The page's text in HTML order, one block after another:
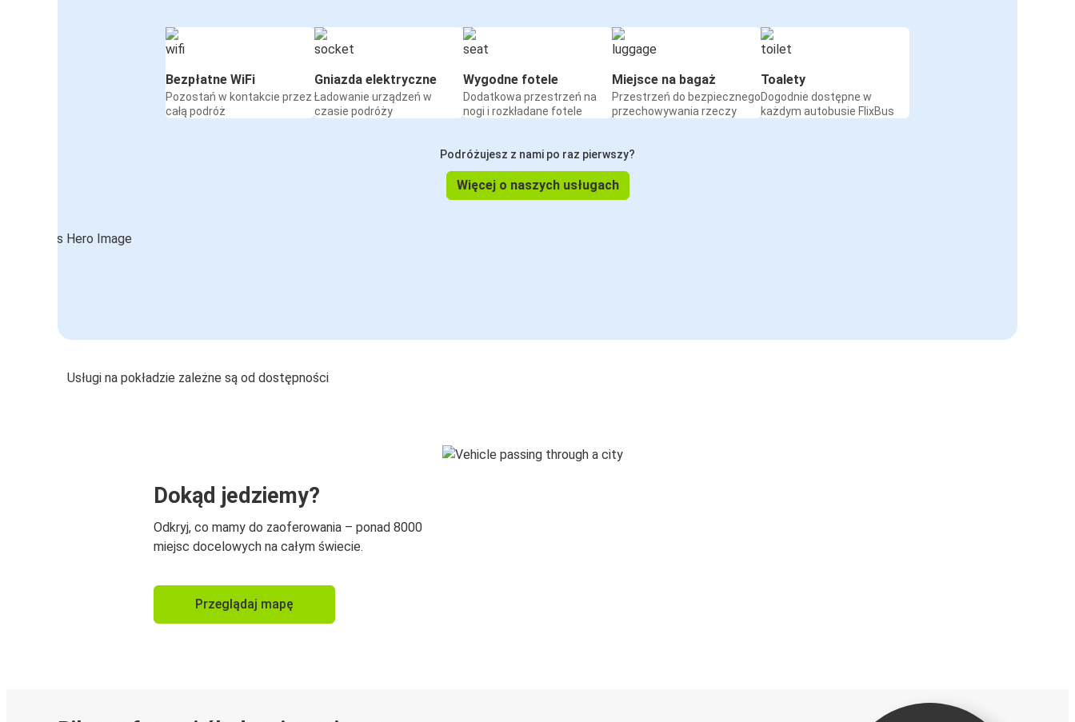
Bezpłatne WiFi
Pozostań w kontakcie przez
całą podróż
Gniazda elektryczne
Ładowanie urządzeń w
czasie podróży
Wygodne fotele
Dodatkowa przestrzeń na
nogi i rozkładane fotele
Miejsce na bagaż
Przestrzeń do bezpiecznego
przechowywania rzeczy
Toalety
Dogodnie dostępne w
każdym autobusie FlixBus
Podróżujesz z nami po raz pierwszy?
Więcej o naszych usługach
Usługi na pokładzie zależne są od dostępności
Dokąd jedziemy?
Odkryj, co mamy do zaoferowania – ponad 8000
miejsc docelowych na całym świecie.
Przeglądaj mapę